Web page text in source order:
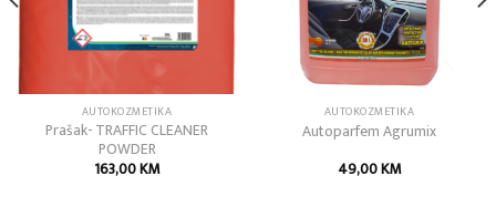
AUTOKOZMETIKA
Prašak- TRAFFIC CLEANER
POWDER
163,00KM
AUTOKOZMETIKA
Autoparfem Agrumix
49,00KM